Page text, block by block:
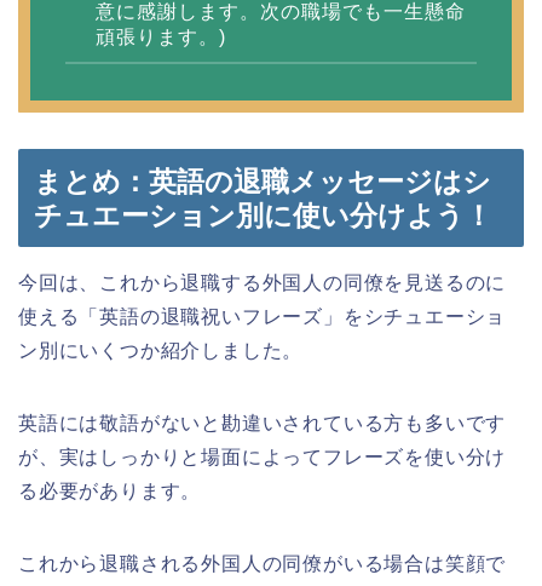
意に感謝します。次の職場でも一生懸命
頑張ります。)
まとめ：英語の退職メッセージはシ
チュエーション別に使い分けよう！
今回は、これから退職する外国人の同僚を見送るのに
使える「英語の退職祝いフレーズ」をシチュエーショ
ン別にいくつか紹介しました。
英語には敬語がないと勘違いされている方も多いです
が、実はしっかりと場面によってフレーズを使い分け
る必要があります。
これから退職される外国人の同僚がいる場合は笑顔で